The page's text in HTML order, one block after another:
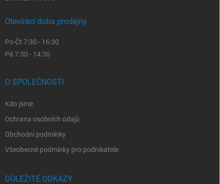
Otevírací doba prodejny
Po-Čt 7:30 - 16:30
Pá 7:30 - 14:30
O SPOLEČNOSTI
Kdo jsme
Ochrana osobních údajů
Obchodní podmínky
Všeobecné podmínky pro podnikatele
DŮLEŽITÉ ODKAZY